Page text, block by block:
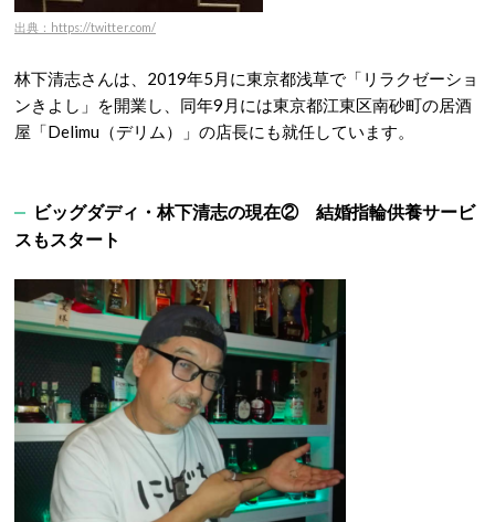
出典：https://twitter.com/
林下清志さんは、2019年5月に東京都浅草で「リラクゼーショ
ンきよし」を開業し、同年9月には東京都江東区南砂町の居酒
屋「Delimu（デリム）」の店長にも就任しています。
ビッグダディ・林下清志の現在② 結婚指輪供養サービ
スもスタート